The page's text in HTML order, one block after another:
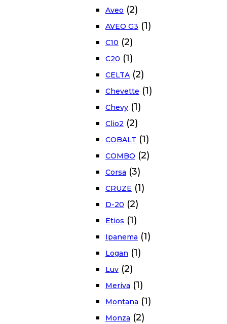
Aveo (2)
AVEO G3 (1)
C10 (2)
C20 (1)
CELTA (2)
Chevette (1)
Chevy (1)
Clio2 (2)
COBALT (1)
COMBO (2)
Corsa (3)
CRUZE (1)
D-20 (2)
Etios (1)
Ipanema (1)
Logan (1)
Luv (2)
Meriva (1)
Montana (1)
Monza (2)